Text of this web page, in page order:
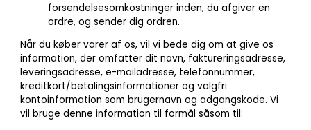
forsendelsesomkostninger inden, du afgiver en
ordre, og sender dig ordren.
Når du køber varer af os, vil vi bede dig om at give os
information, der omfatter dit navn, faktureringsadresse,
leveringsadresse, e-mailadresse, telefonnummer,
kreditkort/betalingsinformationer og valgfri
kontoinformation som brugernavn og adgangskode. Vi
vil bruge denne information til formål såsom til: